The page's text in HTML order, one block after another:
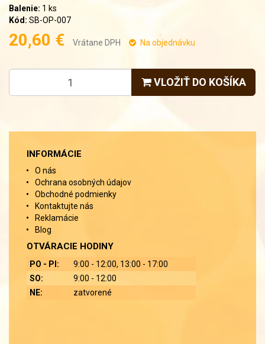
Balenie: 1 ks
Kód: SB-OP-007
20,60 € Vrátane DPH Na objednávku
VLOŽIŤ DO KOŠÍKA
INFORMÁCIE
O nás
Ochrana osobných údajov
Obchodné podmienky
Kontaktujte nás
Reklamácie
Blog
OTVÁRACIE HODINY
PO - PI:
9:00 - 12:00, 13:00 - 17:00
SO:
9:00 - 12:00
NE:
zatvorené